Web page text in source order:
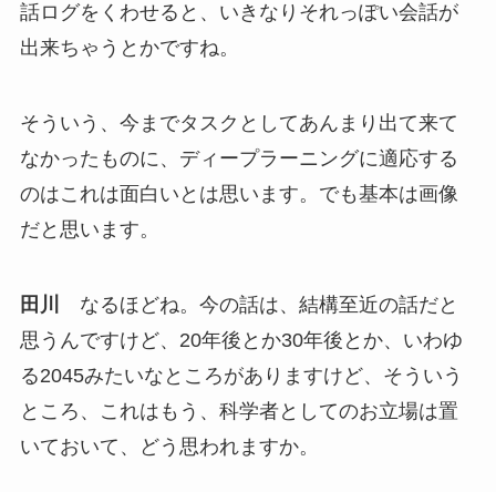
話ログをくわせると、いきなりそれっぽい会話が
出来ちゃうとかですね。
そういう、今までタスクとしてあんまり出て来て
なかったものに、ディープラーニングに適応する
のはこれは面白いとは思います。でも基本は画像
だと思います。
田川
なるほどね。今の話は、結構至近の話だと
思うんですけど、20年後とか30年後とか、いわゆ
る2045みたいなところがありますけど、そういう
ところ、これはもう、科学者としてのお立場は置
いておいて、どう思われますか。